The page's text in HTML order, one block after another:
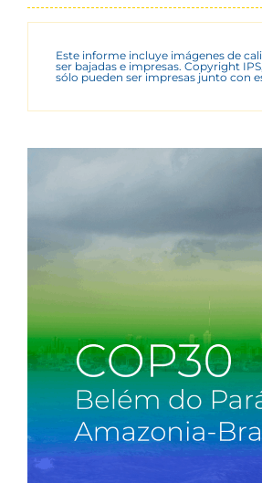
Este informe incluye imágenes de
ser bajadas e impresas. Copyright
sólo pueden ser impresas junto con